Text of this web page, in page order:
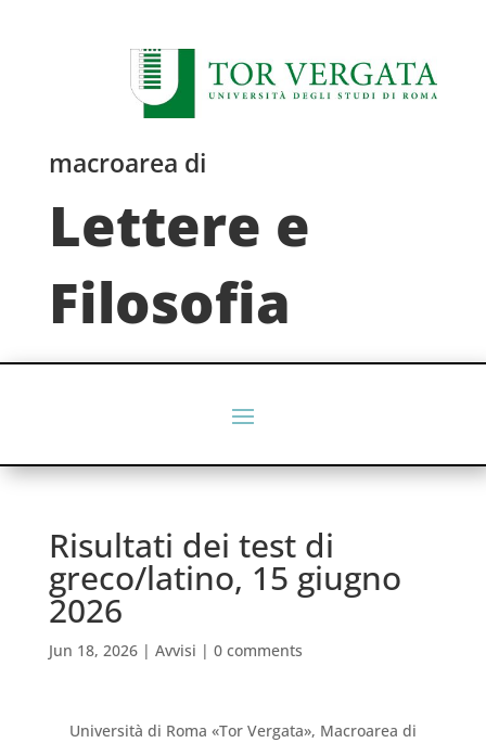
macroarea di
Lettere e
Filosofia
Risultati dei test di
greco/latino, 15 giugno
2026
Jun 18, 2026| Avvisi | 0 comments
Università di Roma «Tor Vergata», Macroarea di